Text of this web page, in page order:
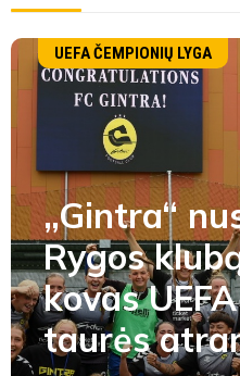
UEFA ČEMPIONIŲ LYGA
„Gintra“
Rygos
kovas
taurės